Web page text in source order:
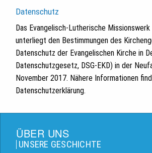
Datenschutz
Das Evangelisch-Lutherische Missionswerk
unterliegt den Bestimmungen des
Datenschutz der Evangelischen Kirche in
Datenschutzgesetz, DSG-EKD) in der
November 2017. Nähere Informationen
Datenschutzerklärung.
ÜBER UNS
UNSERE GESCHICHTE